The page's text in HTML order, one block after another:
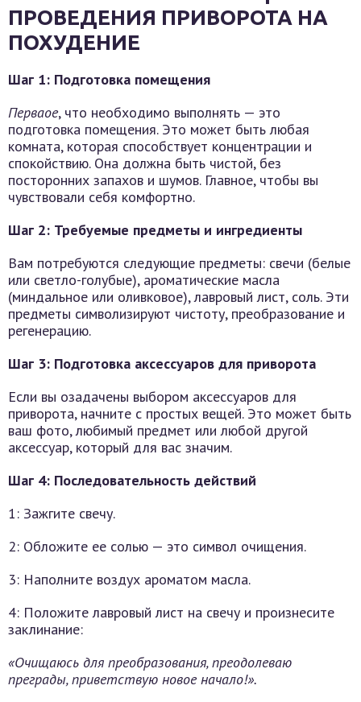
ПРОВЕДЕНИЯ ПРИВОРОТА НА
ПОХУДЕНИЕ
Шаг 1: Подготовка помещения
Перваое, что необходимо выполнять — это
подготовка помещения. Это может быть любая
комната, которая способствует концентрации и
спокойствию. Она должна быть чистой, без
посторонних запахов и шумов. Главное, чтобы вы
чувствовали себя комфортно.
Шаг 2: Требуемые предметы и ингредиенты
Вам потребуются следующие предметы: свечи (белые
или светло-голубые), ароматические масла
(миндальное или оливковое), лавровый лист, соль. Эти
предметы символизируют чистоту, преобразование и
регенерацию.
Шаг 3: Подготовка аксессуаров для приворота
Если вы озадачены выбором аксессуаров для
приворота, начните с простых вещей. Это может быть
ваш фото, любимый предмет или любой другой
аксессуар, который для вас значим.
Шаг 4: Последовательность действий
1: Зажгите свечу.
2: Обложите ее солью — это символ очищения.
3: Наполните воздух ароматом масла.
4: Положите лавровый лист на свечу и произнесите
заклинание:
«Очищаюсь для преобразования, преодолеваю
преграды, приветствую новое начало!».